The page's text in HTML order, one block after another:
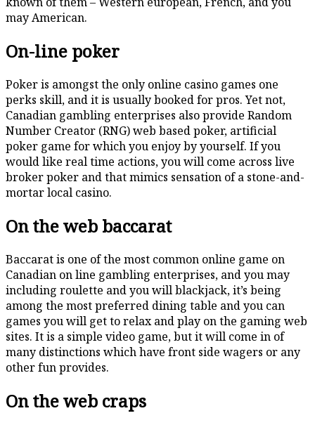
may American.
On-line poker
Poker is amongst the only online casino games one
perks skill, and it is usually booked for pros. Yet not,
Canadian gambling enterprises also provide Random
Number Creator (RNG) web based poker, artificial
poker game for which you enjoy by yourself. If you
would like real time actions, you will come across live
broker poker and that mimics sensation of a stone-and-
mortar local casino.
On the web baccarat
Baccarat is one of the most common online game on
Canadian on line gambling enterprises, and you may
including roulette and you will blackjack, it’s being
among the most preferred dining table and you can
games you will get to relax and play on the gaming web
sites. It is a simple video game, but it will come in of
many distinctions which have front side wagers or any
other fun provides.
On the web craps